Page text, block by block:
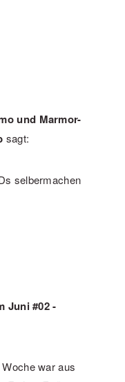
und Marmor-
sagt:
selbermachen
Juni #02 -
war aus